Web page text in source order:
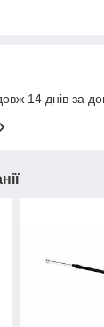
14 днів за